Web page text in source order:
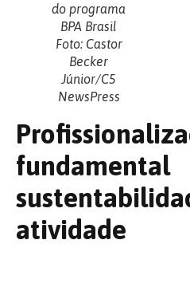
do programa
BPA Brasil
Foto: Castor
Becker
Júnior/C5
NewsPress
atividade